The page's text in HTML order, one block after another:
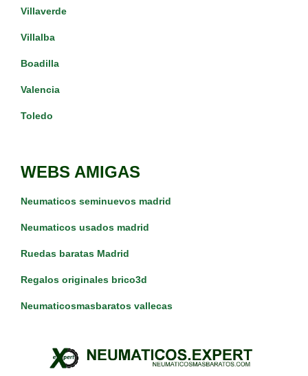
Villaverde
Villalba
Boadilla
Valencia
Toledo
WEBS AMIGAS
Neumaticos seminuevos madrid
Neumaticos usados madrid
Ruedas baratas Madrid
Regalos originales brico3d
Neumaticosmasbaratos vallecas